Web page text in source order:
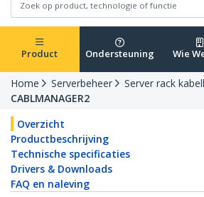
Product Ondersteuning Wie
Home Serverbeheer
Server rack
CABLMANAGER2
Overzicht
Productbeschrijving
Technische specificaties
Drivers & Downloads
FAQ en naleving